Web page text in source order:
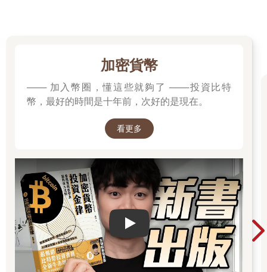
聞，但背後所代表的是拍賣官面對工作，嚴肅挑戰的一面。
也曾經有人好奇地問我，拍賣官在拍賣時可以喝水嗎？答案是
「當然可以！」雖然全程不停地說話，容易口乾舌燥，但真實狀
我，已經能堅持五小時持續主持而不用喝水，一來是為了防範中
途尿急，拍賣官減少水分攝取是必要的節制，二來是擔心喝水
上午多喝水，下午我就儘量少喝，純粹的白開水是最好的選擇，
也有的拍賣官會泡西洋蔘來補氣，我則沒那麼講究，但會避免喝
茶及咖啡等利尿的飲品，以免臨時打亂拍賣節奏。拍賣官講話講
多了，水又喝少、又得憋尿，其實很傷身、很耗元氣的，但面對
拍賣公司的付託及責任感驅使，拍賣官們只好先暫時忍受煎熬，
待完成任務後，再吃好、喝好，犒賞一下辛勞的自己。
如果讓你站八個小時，你的腳會不會酸？在我與戴忠仁拍賣官的
訪談對話中，我拋出了這個小問題，不過這也是個有趣的問題。
加密貨幣
─── 加入幣圈，懂這些就夠了 ───投資比特
幣，最好的時間是十年前，次好的是現在。
看更多
Play video